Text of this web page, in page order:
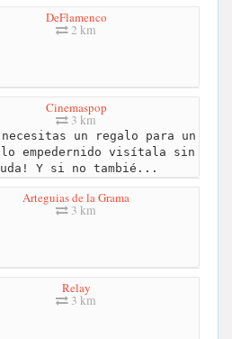
DeFlamenco
2 km
Cinemaspop
3 km
un regalo para un
empedernido visítala sin
Y si no tambié...
Arteguias de la Grama
3 km
Relay
3 km